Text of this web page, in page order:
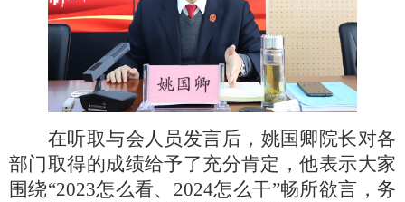
在听取与会人员发言后，姚国卿院长对各
部门取得的成绩给予了充分肯定，他表示大家
围绕“2023怎么看、2024怎么干”畅所欲言，务